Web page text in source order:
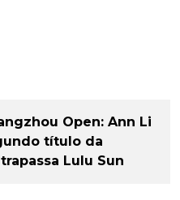
Open: Ann Li
título da
Lulu Sun